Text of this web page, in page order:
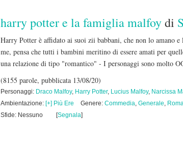
harry potter e la famiglia malfoydi
Harry Potter è affidato ai suoi zii babbani, che non lo amano
me, pensa che tutti i bambini meritino di essere amati per
una relazione di tipo "romantico" - I personaggi sono molto
(8155 parole, pubblicata 13/08/20)
Personaggi: Draco Malfoy, Harry Potter, Lucius Malfoy, Narcissa
Ambientazione: [+] Più Ere Genere: Commedia, Generale,
Sfide: Nessuno
[Segnala]